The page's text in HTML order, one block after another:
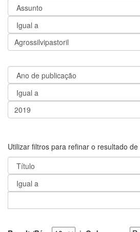
Utilizar filtros para refinar o resultado de